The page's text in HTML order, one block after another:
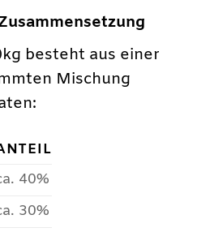
besteht aus einer
Mischung
40%
30%